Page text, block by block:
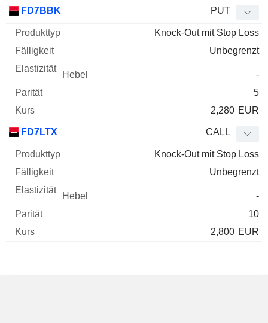
FD7BBK PUT
Knock-Out mit Stop Loss
Unbegrenzt
-
5
2,280 EUR
FD7LTX CALL
Knock-Out mit Stop Loss
Unbegrenzt
-
10
2,800 EUR